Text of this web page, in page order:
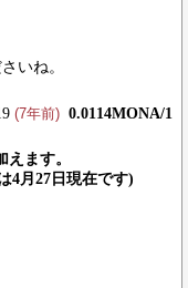
いね。
(7年前) 0.0114MONA/1
ます。
4月27日現在です)